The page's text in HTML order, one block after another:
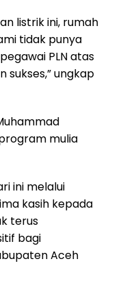
listrik ini, rumah
tidak punya
PLN atas
sukses,” ungkap
mulia
ini melalui
kasih kepada
terus
bagi
Aceh